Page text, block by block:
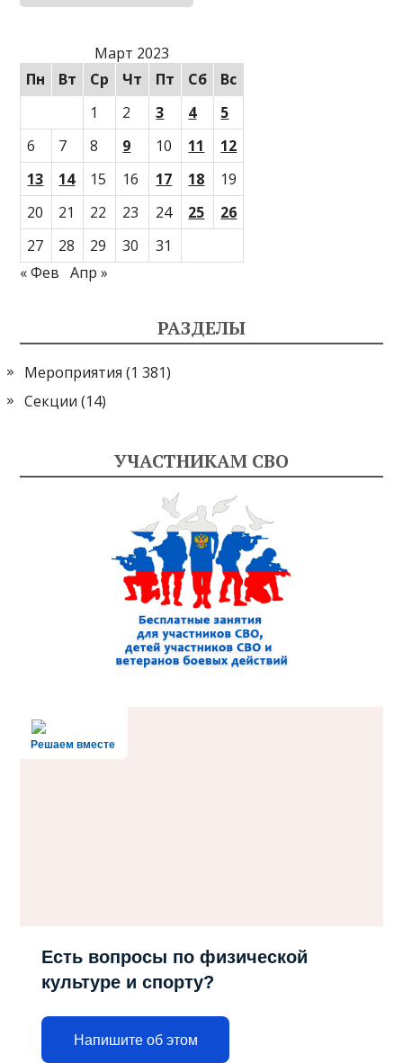
Март 2023
Пн
Вт Ср Чт Пт Сб
Вс
1
2 3 4
5
6
7 8 9 10 11
12
13
14 15 16 17 18
19
20
21 22 23 24 25
26
27
28 29 30
31
« Фев
Апр »
РАЗДЕЛЫ
Мероприятия (1 381)
Секции (14)
УЧАСТНИКАМ СВО
Решаем вместе
Есть вопросы по физической
культуре и спорту?
Напишите об этом